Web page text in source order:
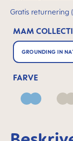
Gratis returnering
MAM
GROUNDING IN
FARVE
Blue